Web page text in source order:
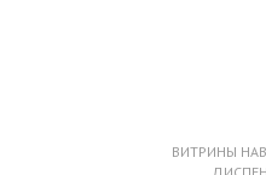
ВИТРИНЫ